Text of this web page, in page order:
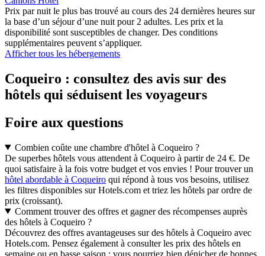
Prix par nuit le plus bas trouvé au cours des 24 dernières heures sur
la base d’un séjour d’une nuit pour 2 adultes. Les prix et la
disponibilité sont susceptibles de changer. Des conditions
supplémentaires peuvent s’appliquer.
Afficher tous les hébergements
Coqueiro : consultez des avis sur des
hôtels qui séduisent les voyageurs
Foire aux questions
Combien coûte une chambre d'hôtel à Coqueiro ?
De superbes hôtels vous attendent à Coqueiro à partir de 24 €. De
quoi satisfaire à la fois votre budget et vos envies ! Pour trouver un
hôtel abordable à Coqueiro qui répond à tous vos besoins, utilisez
les filtres disponibles sur Hotels.com et triez les hôtels par ordre de
prix (croissant).
Comment trouver des offres et gagner des récompenses auprès
des hôtels à Coqueiro ?
Découvrez des offres avantageuses sur des hôtels à Coqueiro avec
Hotels.com. Pensez également à consulter les prix des hôtels en
semaine ou en basse saison : vous pourriez bien dénicher de bonnes